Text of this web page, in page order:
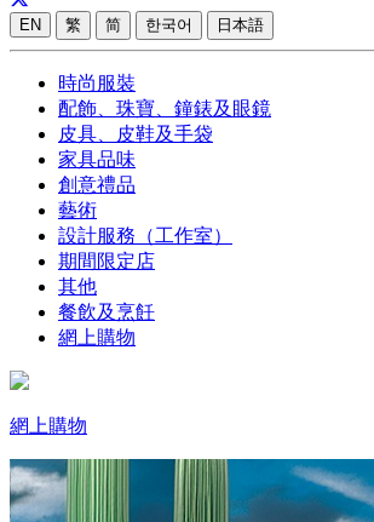
EN 繁 简 한국어 日本語
時尚服裝
配飾、珠寶、鐘錶及眼鏡
皮具、皮鞋及手袋
家具品味
創意禮品
藝術
設計服務（工作室）
期間限定店
其他
餐飲及烹飪
網上購物
網上購物